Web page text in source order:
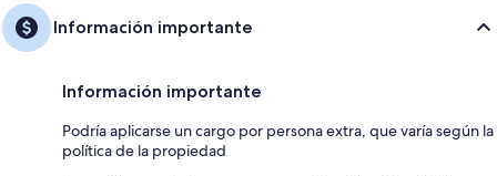
Información importante
Información importante
Podría aplicarse un cargo por persona extra, que varía según la
política de la propiedad